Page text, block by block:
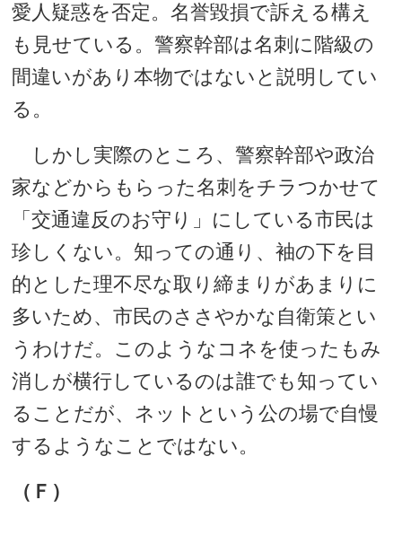
愛人疑惑を否定。名誉毀損で訴える構え
も見せている。警察幹部は名刺に階級の
間違いがあり本物ではないと説明してい
る。
しかし実際のところ、警察幹部や政治
家などからもらった名刺をチラつかせて
「交通違反のお守り」にしている市民は
珍しくない。知っての通り、袖の下を目
的とした理不尽な取り締まりがあまりに
多いため、市民のささやかな自衛策とい
うわけだ。このようなコネを使ったもみ
消しが横行しているのは誰でも知ってい
ることだが、ネットという公の場で自慢
するようなことではない。
（Ｆ）